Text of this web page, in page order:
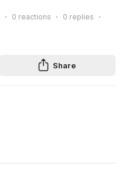
0 reactions 0 replies
Share